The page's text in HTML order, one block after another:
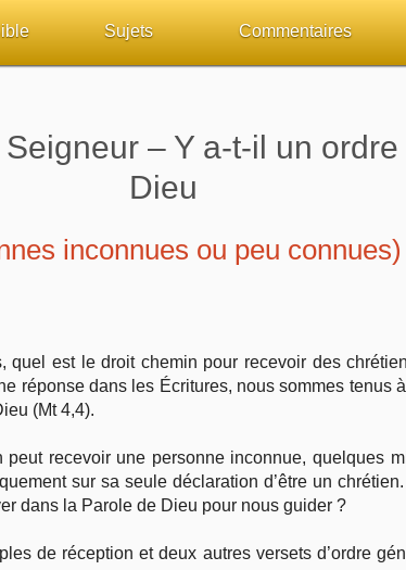
la Bible
(concordance)
de la Bible
Classés
Journalière
Sujets
Dieu
La Bible
L'Évangile, le Salut
L'Église, l'Assemblée
Sanctification
Commentaires
Personnages bibliques
Commentaires journaliers
Pour débuter
– Y a-t-il un
Dieu
inconnues ou peu connues)
quel est le droit chemin pour recevoir des
réponse dans les Écritures, nous sommes tenus
(Mt 4,4).
recevoir une personne inconnue, quelques
sur sa seule déclaration d’être un
dans la Parole de Dieu pour nous guider ?
de réception et deux autres versets d’ordre